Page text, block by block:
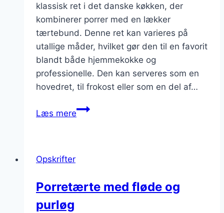
klassisk ret i det danske køkken, der
kombinerer porrer med en lækker
tærtebund. Denne ret kan varieres på
utallige måder, hvilket gør den til en favorit
blandt både hjemmekokke og
professionelle. Den kan serveres som en
hovedret, til frokost eller som en del af…
Læs merePorretærte
Opskrifter
Porretærte med fløde og
purløg